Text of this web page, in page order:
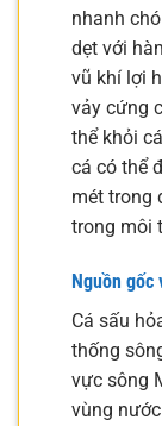
nhanh
dẹt với
vũ khí lợi
vảy cứng
thể khỏi
cá có thể
mét trong
trong môi
Nguồn gốc
Cá sấu
thống
vực sông
vùng